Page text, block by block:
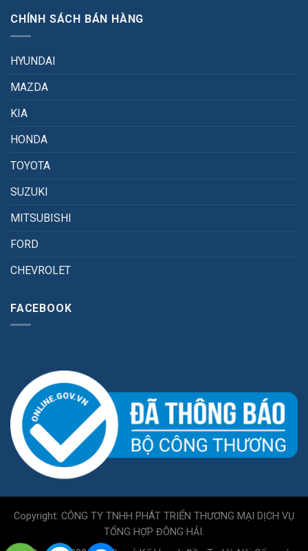
CHÍNH SÁCH BÁN HÀNG
HYUNDAI
MAZDA
KIA
HONDA
TOYOTA
SUZUKI
MITSUBISHI
FORD
CHEVROLET
FACEBOOK
Copyright: CÔNG TY TNHH PHÁT TRIỂN THƯƠNG MẠI DỊCH VỤ
TỔNG HỢP ĐÔNG HẢI.